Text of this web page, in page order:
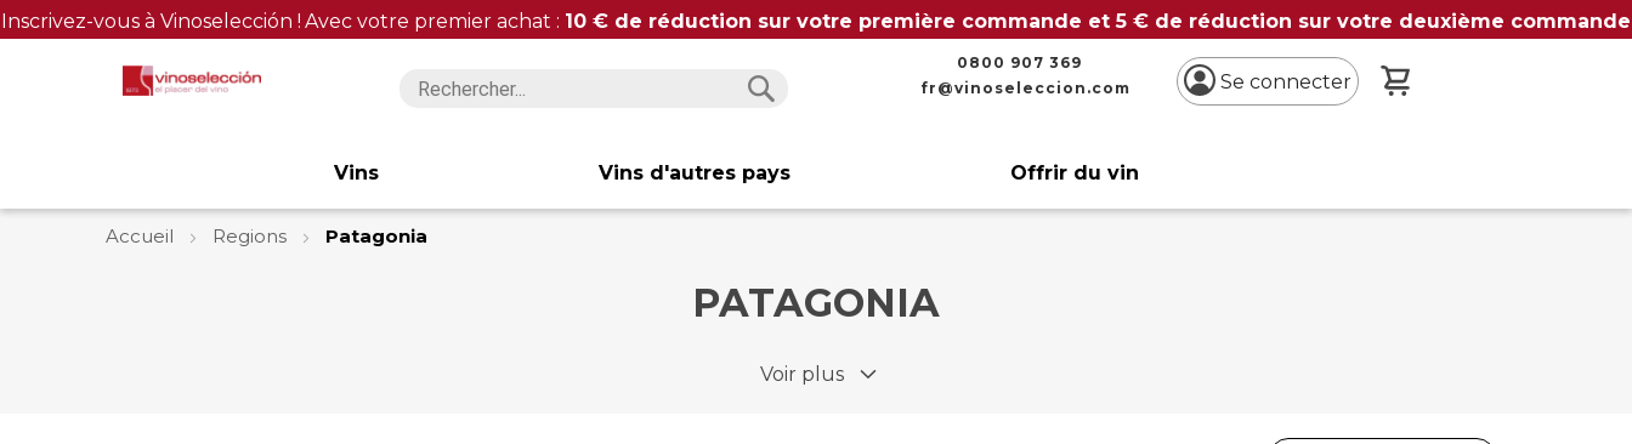
Inscrivez-vous à Vinoselección ! Avec votre premier achat : 10 € de réduction sur votre première commande et 5 € de réduction sur votre deuxième commande
0800 907 369
fr@vinoseleccion.com
Se connecter
Vins Vins d'autres pays Offrir du vin
Accueil Regions Patagonia
PATAGONIA
Voir plus